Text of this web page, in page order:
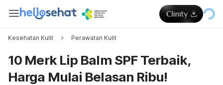
Kesehatan Kulit Perawatan Kulit
10 Merk Lip Balm SPF Terbaik,
Harga Mulai Belasan Ribu!